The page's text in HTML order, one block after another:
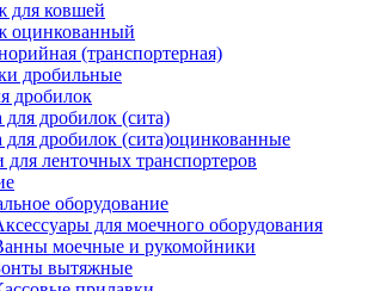
для ковшей
оцинкованный
(транспортерная)
дробильные
дробилок
для дробилок (сита)
для дробилок (сита)оцинкованные
для ленточных транспортеров
оборудование
для моечного оборудования
моечные и рукомойники
вытяжные